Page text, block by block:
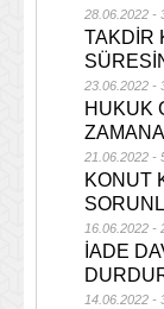
28.06.2022 -
TAKDİR
23.06.2022 -
HUKUK
21.06.2022 -
KONUT
16.06.2022 -
İADE
14.06.2022 -